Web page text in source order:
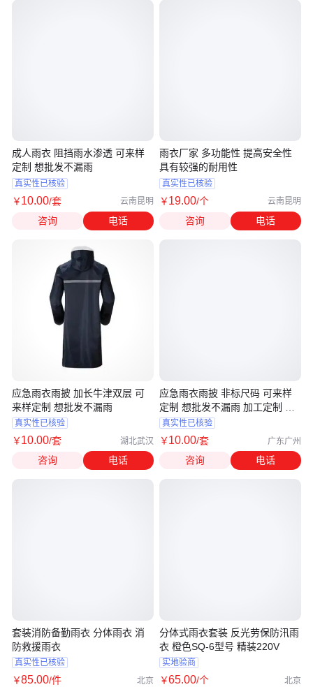
成人雨衣 阻挡雨水渗透 可来样
定制 想批发不漏雨
真实性已核验
￥10.00/套 云南昆明
咨询 电话
应急雨衣雨披 加长牛津双层 可
来样定制 想批发不漏雨
真实性已核验
￥10.00/套 湖北武汉
咨询 电话
套装消防备勤雨衣 分体雨衣 消
防救援雨衣
真实性已核验
￥85.00/件 北京
雨衣厂家 多功能性 提高安全性
具有较强的耐用性
真实性已核验
￥19.00/个 云南昆明
咨询 电话
应急雨衣雨披 非标尺码 可来样
定制 想批发不漏雨 加工定制 支
持
真实性已核验
￥10.00/套 广东广州
咨询 电话
分体式雨衣套装 反光劳保防汛雨
衣 橙色SQ-6型号 精装220V
实地验商
￥65.00/个 北京